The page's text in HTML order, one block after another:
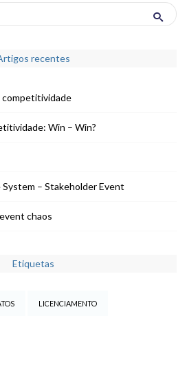
recentes
competitividade
Win – Win?
– Stakeholder Event
chaos
Etiquetas
LICENCIAMENTO